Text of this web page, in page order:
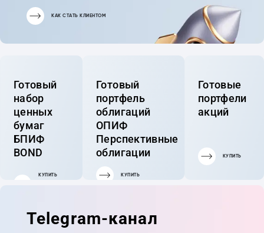
КАК СТАТЬ КЛИЕНТОМ
Готовый
набор
ценных
бумаг
БПИФ
BOND
КУПИТЬ
Готовый
портфель
облигаций
ОПИФ
Перспективные
облигации
КУПИТЬ
Готовые
портфели
акций
КУПИТЬ
Telegram-канал